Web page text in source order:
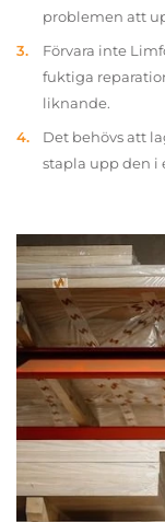
problemen att
Förvara inte
fuktiga
liknande.
Det behövs att
stapla upp den i